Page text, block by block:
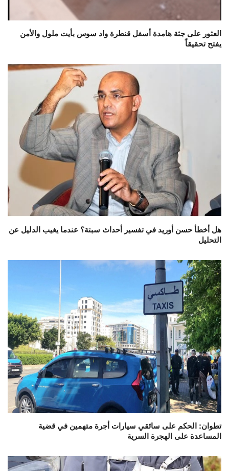
العثور على جثة هامدة أسفل قنطرة واد سوس بأيت ملول والأمن
يفتح تحقيقاً
هل أخطأ حسن أوريد في تفسير أحداث سبتة؟ عندما يغيب الدليل عن
التحليل
تطوان: الحكم على سائقي سيارات أجرة متهمين في قضية
المساعدة على الهجرة السرية